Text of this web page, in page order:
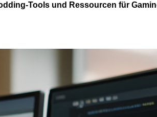
Tools und Ressourcen für